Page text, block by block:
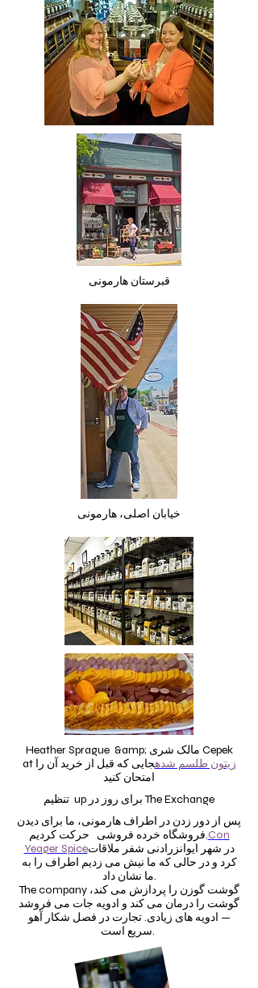
قبرستان هارمونی
خیابان اصلی، هارمونی
Heather Sprague &amp; مالک شری Cepek
at
زیتون طلسم شدهجایی که قبل از خرید آن را
امتحان کنید
تنظیم up برای روز در The Exchange
پس از دور زدن در اطراف هارمونی، ما برای دیدن
فروشگاه خرده فروشی حرکت کردیم.Con
Yeager Spice
در شهر ایوانز رادنی شفر ملاقات
کرد و در حالی که ما نیش می زدیم اطراف را به
ما نشان داد.
The company گوشت گوزن را پردازش می کند،
گوشت را درمان می کند و ادویه جات می فروشد
— ادویه های زیادی. تجارت در فصل شکار آهو
سریع است.